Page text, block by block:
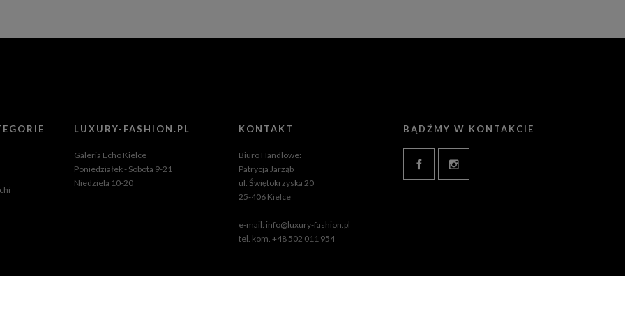
LUXURY-FASHION.PL
Galeria Echo Kielce
Poniedziałek - Sobota 9-21
Niedziela 10-20
KONTAKT
Biuro Handlowe:
Patrycja Jarząb
ul. Świętokrzyska 20
25-406 Kielce
e-mail: info@luxury-fashion.pl
tel. kom. +48 502 011 954
BĄDŹMY W KONTAKCIE